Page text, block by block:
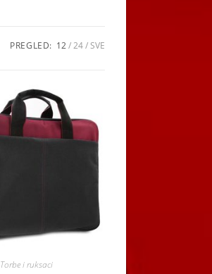
PREGLED: 12 24 SVE
Torbe i ruksaci